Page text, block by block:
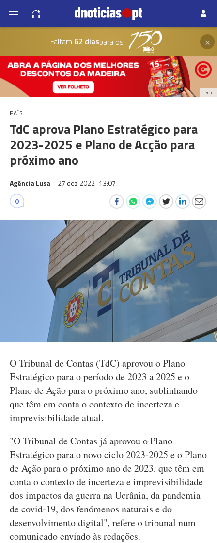
Faltam 62 diaspara os ×
PUB
PAÍS
TdC aprova Plano Estratégico para
2023-2025 e Plano de Acção para
próximo ano
Agência Lusa 27 dez 2022 13:07
0
O Tribunal de Contas (TdC) aprovou o Plano
Estratégico para o período de 2023 a 2025 e o
Plano de Ação para o próximo ano, sublinhando
que têm em conta o contexto de incerteza e
imprevisibilidade atual.
"O Tribunal de Contas já aprovou o Plano
Estratégico para o novo ciclo 2023-2025 e o Plano
de Ação para o próximo ano de 2023, que têm em
conta o contexto de incerteza e imprevisibilidade
dos impactos da guerra na Ucrânia, da pandemia
de covid-19, dos fenómenos naturais e do
desenvolvimento digital", refere o tribunal num
comunicado enviado às redações.